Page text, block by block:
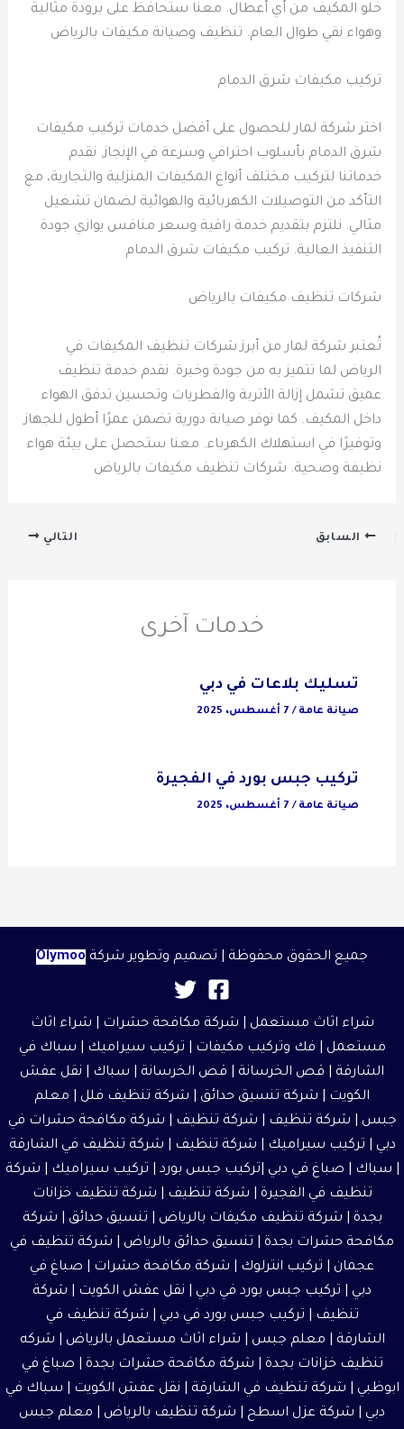
خلو المكيف من أي أعطال. معنا ستحافظ على برودة مثالية
وهواء نقي طوال العام. تنظيف وصيانة مكيفات بالرياض
تركيب مكيفات شرق الدمام
اختر شركة لمار للحصول على أفضل خدمات تركيب مكيفات
شرق الدمام بأسلوب احترافي وسرعة في الإنجاز. نقدم
خدماتنا لتركيب مختلف أنواع المكيفات المنزلية والتجارية، مع
التأكد من التوصيلات الكهربائية والهوائية لضمان تشغيل
مثالي. نلتزم بتقديم خدمة راقية وسعر منافس يوازي جودة
التنفيذ العالية. تركيب مكيفات شرق الدمام
شركات تنظيف مكيفات بالرياض
تُعتبر شركة لمار من أبرز شركات تنظيف المكيفات في
الرياض لما تتميز به من جودة وخبرة. نقدم خدمة تنظيف
عميق تشمل إزالة الأتربة والفطريات وتحسين تدفق الهواء
داخل المكيف. كما نوفر صيانة دورية تضمن عمرًا أطول للجهاز
وتوفيرًا في استهلاك الكهرباء. معنا ستحصل على بيئة هواء
نظيفة وصحية. شركات تنظيف مكيفات بالرياض
السابق التالي
خدمات آخرى
تسليك بلاعات في دبي
صيانة عامة / 7 أغسطس، 2025
تركيب جبس بورد في الفجيرة
صيانة عامة / 7 أغسطس، 2025
جميع الحقوق محفوظة | تصميم وتطوير شركة Olymoo
شراء اثاث مستعمل شركة مكافحة حشرات
شراء اثاث
مستعمل | فك وتركيب مكيفات | تركيب سيراميك | سباك في
الشارقة
قص الخرسانة | قص الخرسانة | سباك | نقل عفش
الكويت
شركة تنسيق حدائق شركة تنظيف فلل
معلم
جبس
شركة تنظيف شركة تنظيف
شركة مكافحة حشرات في
دبي
تركيب سيراميك شركة تنظيف
شركة تنظيف في الشارقة
| سباك | صباغ في دبي |تركيب جبس بورد | تركيب سيراميك
شركة
تنظيف في الفجيرة
شركة تنظيف
شركة تنظيف خزانات
بجدة
شركة تنظيف مكيفات بالرياض تنسيق حدائق
شركة
مكافحة حشرات بجدة
تنسيق حدائق بالرياض
شركة تنظيف في
عجمان | تركيب انترلوك | شركة مكافحة حشرات
صباغ في
دبي | تركيب جبس بورد في دبي | نقل عفش الكويت | شركة
تنظيف | تركيب جبس بورد في دبي | شركة تنظيف في
الشارقة
معلم جبس شراء اثاث مستعمل بالرياض
شركه
تنظيف خزانات بجدة
شركة مكافحة حشرات بجدة
صباغ في
ابوظبي
شركة تنظيف في الشارقة نقل عفش الكويت | سباك في
دبي | شركة عزل اسطح شركة تنظيف بالرياض معلم جبس